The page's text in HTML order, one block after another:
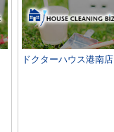
ドクターハウス港南店